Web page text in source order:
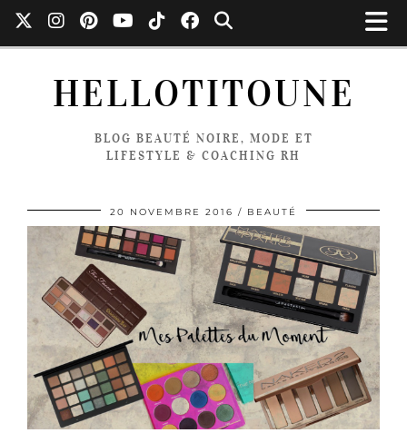
HELLOTITOUNE
BLOG BEAUTÉ NOIRE, MODE ET
LIFESTYLE & COACHING RH
20 NOVEMBRE 2016 BEAUTÉ